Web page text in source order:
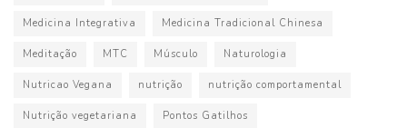
Medicina Integrativa Medicina Tradicional Chinesa
Meditação MTC Músculo Naturologia
Nutricao Vegana nutrição nutrição comportamental
Nutrição vegetariana Pontos Gatilhos